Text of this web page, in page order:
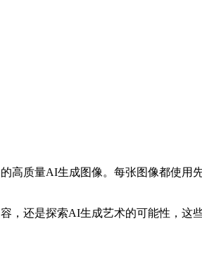
质量AI生成图像。每张图像都使用
，还是探索AI生成艺术的可能性，